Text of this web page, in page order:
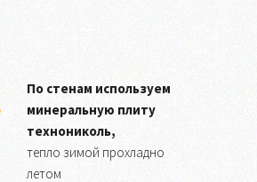
По стенам используем
минеральную плиту
технониколь,
тепло зимой прохладно
летом